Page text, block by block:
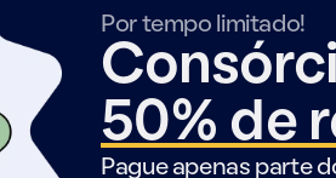
Por tempo limitado!
50% de
Pague apenas parte